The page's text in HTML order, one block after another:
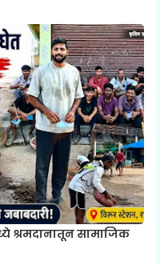
श्रमदानातून सामाजिक